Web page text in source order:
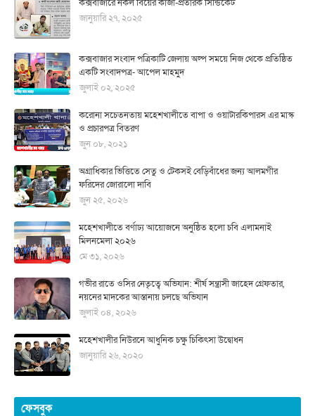
কক্সবাজারে নকল বিয়ের কাজী-প্রতারক সিন্ডিকেট
জানুয়ারি ২৭, ২০২৫
কক্সবাজার সংবাদ পত্রিকাটি জেলায় অল্প সময়ে নিজ থেকে প্রতিষ্ঠিত
একটি সংবাদপত্র- আপেল মাহমুদ
জুলাই ০২, ২০২৫
করোনা সচেতনতায় মহেশখালীতে বাপা ও ওয়াটারকিপারস এর মাস্ক
ও প্রচারপত্র বিতরণ
জুন ০৮, ২০২১
অগ্রাধিকার ভিত্তিতে সেতু ও টেকসই বেড়িবাঁধের জন্য আলমগীর
ফরিদের জোরালো দাবি
জুন ২৫, ২০২৬
মহেশখালীতে বর্ণাঢ্য আয়োজনে অনুষ্ঠিত হলো চবি এলামনাই
মিলনমেলা ২০২৬
মে ৩১, ২০২৬
গভীর রাতে ওসির নেতৃত্বে অভিযান: শীর্ষ সন্ত্রাসী জাহেদ গ্রেফতার,
নয়নের মাদকের আস্তানায় চলছে অভিযান
জুলাই ০৪, ২০২৬
মহেশখালীর নিউরনে আধুনিক চক্ষু চিকিৎসা উদ্বোধন
জানুয়ারি ২৬, ২০২০
ফেসবুক